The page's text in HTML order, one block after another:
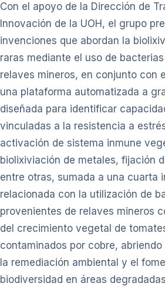
Con el apoyo de la Dirección de
Innovación de la UOH, el grupo
invenciones que abordan la
raras mediante el uso de
relaves mineros, en conjunto con
una plataforma automatizada a
diseñada para identificar
vinculadas a la resistencia a
activación de sistema inmune
biolixiviación de metales, fijación
entre otras, sumada a una cuarta
relacionada con la utilización de
provenientes de relaves mineros
del crecimiento vegetal de
contaminados por cobre,
la remediación ambiental y el
biodiversidad en áreas